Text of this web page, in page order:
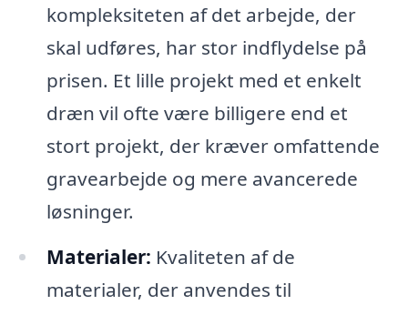
kompleksiteten af det arbejde, der
skal udføres, har stor indflydelse på
prisen. Et lille projekt med et enkelt
dræn vil ofte være billigere end et
stort projekt, der kræver omfattende
gravearbejde og mere avancerede
løsninger.
Materialer: Kvaliteten af de
materialer, der anvendes til